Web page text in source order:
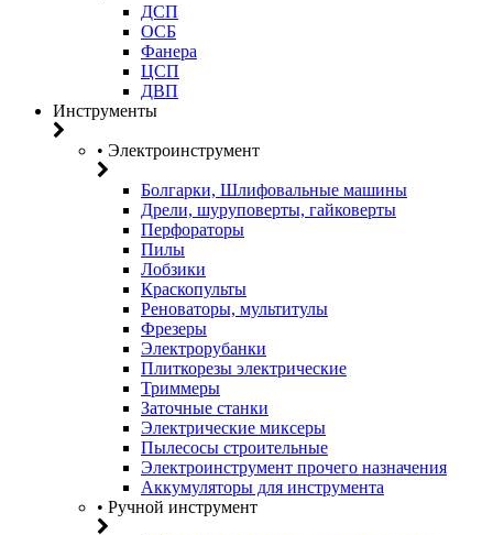
ДСП
ОСБ
Фанера
ЦСП
ДВП
Инструменты
• Электроинструмент
Болгарки, Шлифовальные машины
Дрели, шуруповерты, гайковерты
Перфораторы
Пилы
Лобзики
Краскопульты
Реноваторы, мультитулы
Фрезеры
Электрорубанки
Плиткорезы электрические
Триммеры
Заточные станки
Электрические миксеры
Пылесосы строительные
Электроинструмент прочего назначения
Аккумуляторы для инструмента
• Ручной инструмент